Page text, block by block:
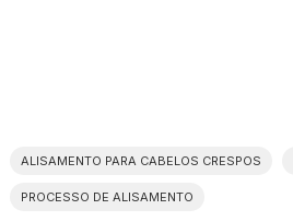
ALISAMENTO PARA CABELOS CRESPOS
PROCESSO DE ALISAMENTO